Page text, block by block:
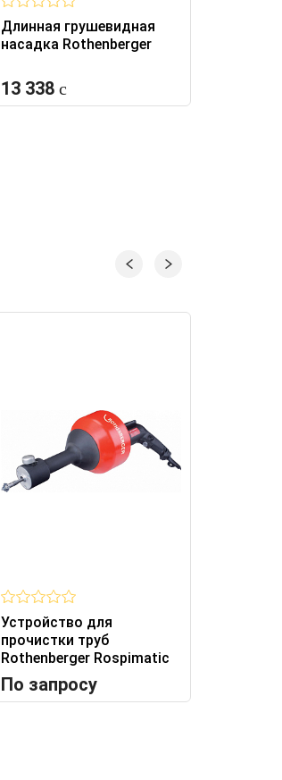
Длинная грушевидная
насадка Rothenberger
13 338
Устройство для
прочистки труб
Rothenberger Rospimatic
По запросу